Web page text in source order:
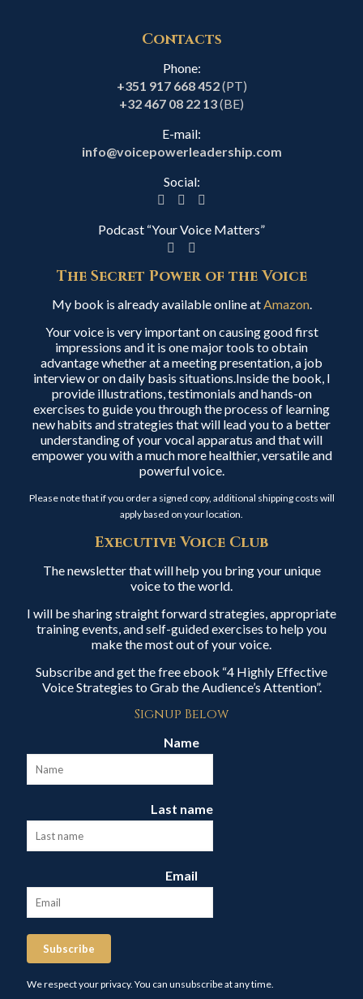
Contacts
Phone:
+351 917 668 452(PT)
+32 467 08 22 13(BE)
E-mail:
info@voicepowerleadership.com
Social:
Podcast “Your Voice Matters”
The Secret Power of the Voice
My book is already available online atAmazon.
Your voice is very important on causing good first
impressions and it is one major tools to obtain
advantage whether at a meeting presentation, a job
interview or on daily basis situations.Inside the book, I
provide illustrations, testimonials and hands-on
exercises to guide you through the process of learning
new habits and strategies that will lead you to a better
understanding of your vocal apparatus and that will
empower you with a much more healthier, versatile and
powerful voice.
Please note that if you order a signed copy, additional shipping costs will
apply based on your location.
Executive Voice Club
The newsletter that will help you bring your unique
voice to the world.
I will be sharing straight forward strategies, appropriate
training events, and self-guided exercises to help you
make the most out of your voice.
Subscribe and get the free ebook “4 Highly Effective
Voice Strategies to Grab the Audience’s Attention”.
Signup Below
Name
Last name
Email
Subscribe
We respect your privacy. You can unsubscribe at any time.